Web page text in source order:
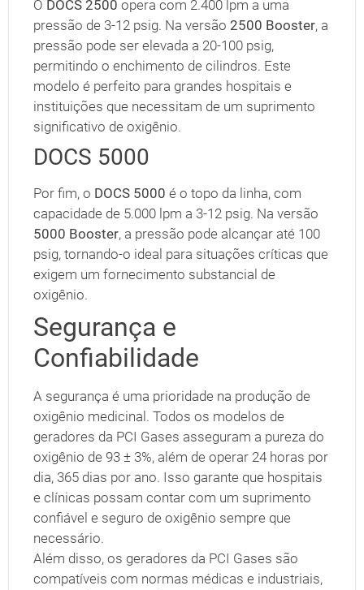
O DOCS 2500 opera com 2.400 lpm a uma
pressão de 3-12 psig. Na versão 2500 Booster, a
pressão pode ser elevada a 20-100 psig,
permitindo o enchimento de cilindros. Este
modelo é perfeito para grandes hospitais e
instituições que necessitam de um suprimento
significativo de oxigênio.
DOCS 5000
Por fim, o DOCS 5000 é o topo da linha, com
capacidade de 5.000 lpm a 3-12 psig. Na versão
5000 Booster, a pressão pode alcançar até 100
psig, tornando-o ideal para situações críticas que
exigem um fornecimento substancial de
oxigênio.
Segurança e
Confiabilidade
A segurança é uma prioridade na produção de
oxigênio medicinal. Todos os modelos de
geradores da PCI Gases asseguram a pureza do
oxigênio de 93 ± 3%, além de operar 24 horas por
dia, 365 dias por ano. Isso garante que hospitais
e clínicas possam contar com um suprimento
confiável e seguro de oxigênio sempre que
necessário.
Além disso, os geradores da PCI Gases são
compatíveis com normas médicas e industriais,